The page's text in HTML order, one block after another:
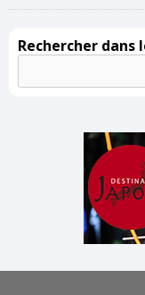
Rechercher dans